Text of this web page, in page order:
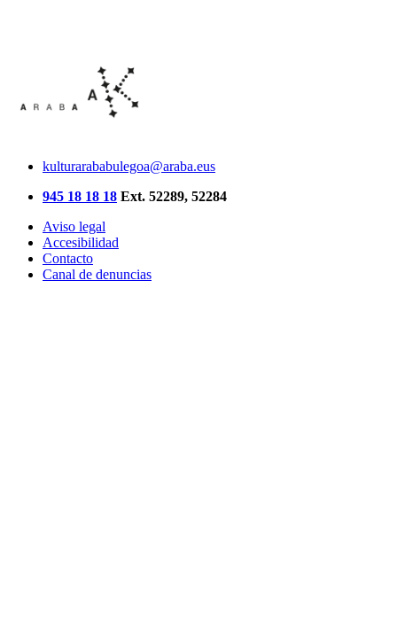
kulturarababulegoa@araba.eus
945 18 18 18 Ext. 52289, 52284
Aviso legal
Accesibilidad
Contacto
Canal de denuncias